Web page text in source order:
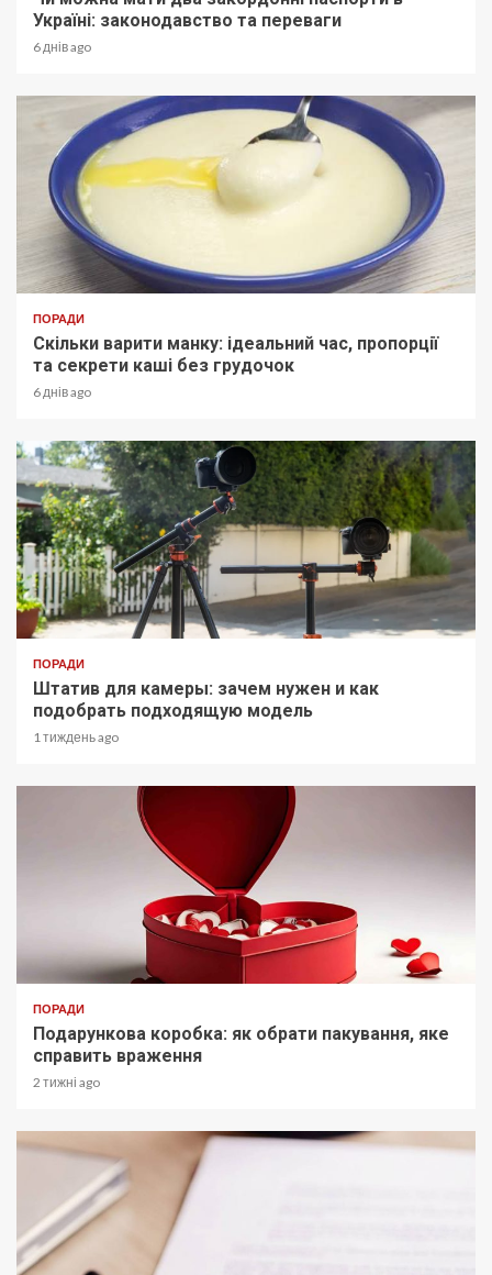
Україні: законодавство та переваги
6 днів ago
ПОРАДИ
Скільки варити манку: ідеальний час, пропорції
та секрети каші без грудочок
6 днів ago
ПОРАДИ
Штатив для камеры: зачем нужен и как
подобрать подходящую модель
1 тиждень ago
ПОРАДИ
Подарункова коробка: як обрати пакування, яке
справить враження
2 тижні ago